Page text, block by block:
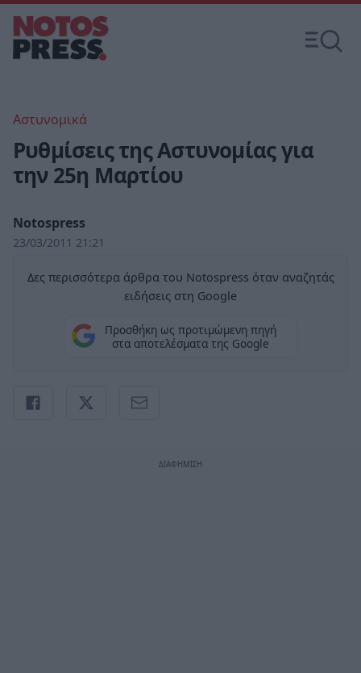
Αστυνομικά
Ρυθμίσεις της Αστυνομίας για
την 25η Μαρτίου
Notospress
23/03/2011 21:21
Δες περισσότερα άρθρα του Notospress όταν αναζητάς
ειδήσεις στη Google
Προσθήκη ως προτιμώμενη πηγή
στα αποτελέσματα της Google